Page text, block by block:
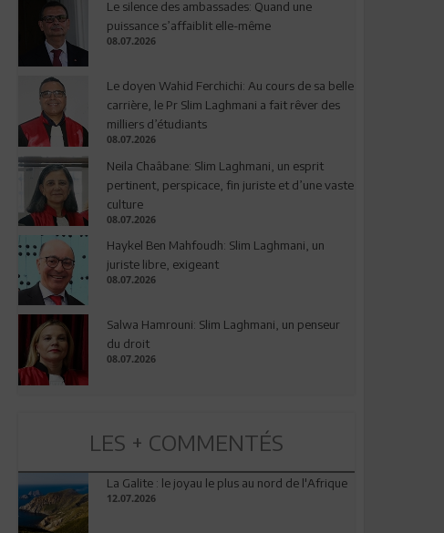
Le silence des ambassades: Quand une
puissance s’affaiblit elle-même
08.07.2026
Le doyen Wahid Ferchichi: Au cours de sa belle
carrière, le Pr Slim Laghmani a fait rêver des
milliers d’étudiants
08.07.2026
Neila Chaâbane: Slim Laghmani, un esprit
pertinent, perspicace, fin juriste et d’une vaste
culture
08.07.2026
Haykel Ben Mahfoudh: Slim Laghmani, un
juriste libre, exigeant
08.07.2026
Salwa Hamrouni: Slim Laghmani, un penseur
du droit
08.07.2026
LES + COMMENTÉS
La Galite : le joyau le plus au nord de l'Afrique
12.07.2026